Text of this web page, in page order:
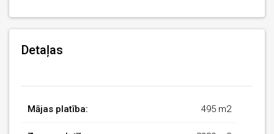
Detaļas
Mājas platība: 495 m2